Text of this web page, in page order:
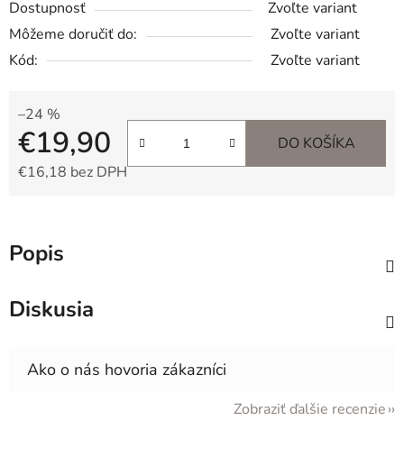
Dostupnosť
Zvoľte variant
Môžeme doručiť do:
Zvoľte variant
Kód:
Zvoľte variant
–24 %
€19,90
€16,18 bez DPH
DO KOŠÍKA
Popis
Diskusia
Zobraziť ďalšie recenzie